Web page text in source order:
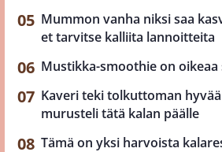
Mummon vanha niksi saa
et tarvitse kalliita lannoitteita
Mustikka-smoothie on
Kaveri teki tolkuttoman
murusteli tätä kalan päälle
Tämä on yksi harvoista